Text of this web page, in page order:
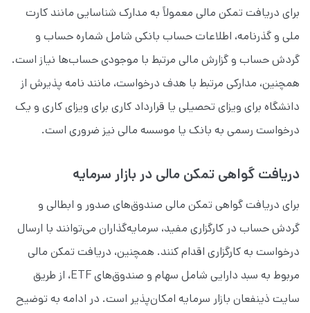
برای دریافت تمکن مالی معمولاً به مدارک شناسایی مانند کارت
ملی و گذرنامه، اطلاعات حساب بانکی شامل شماره حساب و
گردش حساب و گزارش مالی مرتبط با موجودی حساب‌ها نیاز است.
همچنین، مدارکی مرتبط با هدف درخواست، مانند نامه پذیرش از
دانشگاه برای ویزای تحصیلی یا قرارداد کاری برای ویزای کاری و یک
درخواست رسمی به بانک یا موسسه مالی نیز ضروری است.
دریافت گواهی تمکن مالی در بازار سرمایه
برای دریافت گواهی تمکن مالی صندوق‌های صدور و ابطالی و
گردش حساب در کارگزاری مفید، سرمایه‌گذاران می‌توانند با ارسال
درخواست به کارگزاری اقدام کنند. همچنین، دریافت تمکن مالی
مربوط به سبد دارایی شامل سهام و صندوق‌های ETF، از طریق
سایت ذینفعان بازار سرمایه امکان‌پذیر است. در ادامه به توضیح